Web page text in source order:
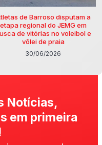
de Barroso disputam a
etapa regional do JEMG em
de vitórias no voleibol e
vôlei de praia
30/06/2026
Notícias,
em primeira